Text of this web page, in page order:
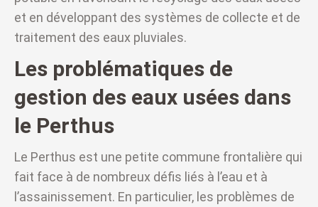
et en développant des systèmes de collecte et de
traitement des eaux pluviales.
Les problématiques de
gestion des eaux usées dans
le Perthus
Le Perthus est une petite commune frontalière qui
fait face à de nombreux défis liés à l’eau et à
l’assainissement. En particulier, les problèmes de